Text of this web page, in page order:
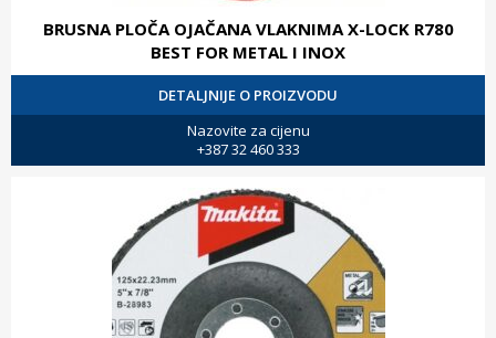
BRUSNA PLOČA OJAČANA VLAKNIMA X-LOCK R780
BEST FOR METAL I INOX
DETALJNIJE O PROIZVODU
Nazovite za cijenu
+387 32 460 333